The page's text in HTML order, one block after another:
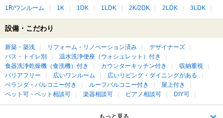
1R/ワンルーム 1K 1DK 1LDK 2K/2DK 2LDK 3LDK
設備・こだわり
新築・築浅 リフォーム・リノベーション済み
デザイナーズ
バス・トイレ別
温水洗浄便座（ウォシュレット）付き
食器洗浄乾燥機（食洗機）付き
カウンターキッチン付き
収納重視
バリアフリー
広いワンルーム
広いリビング・ダイニングがある
ベランダ・バルコニー付き
ルーフバルコニー付き
屋上付き
ペット可・ペット相談可
楽器相談可 ピアノ相談可 DIY可
もっと見る